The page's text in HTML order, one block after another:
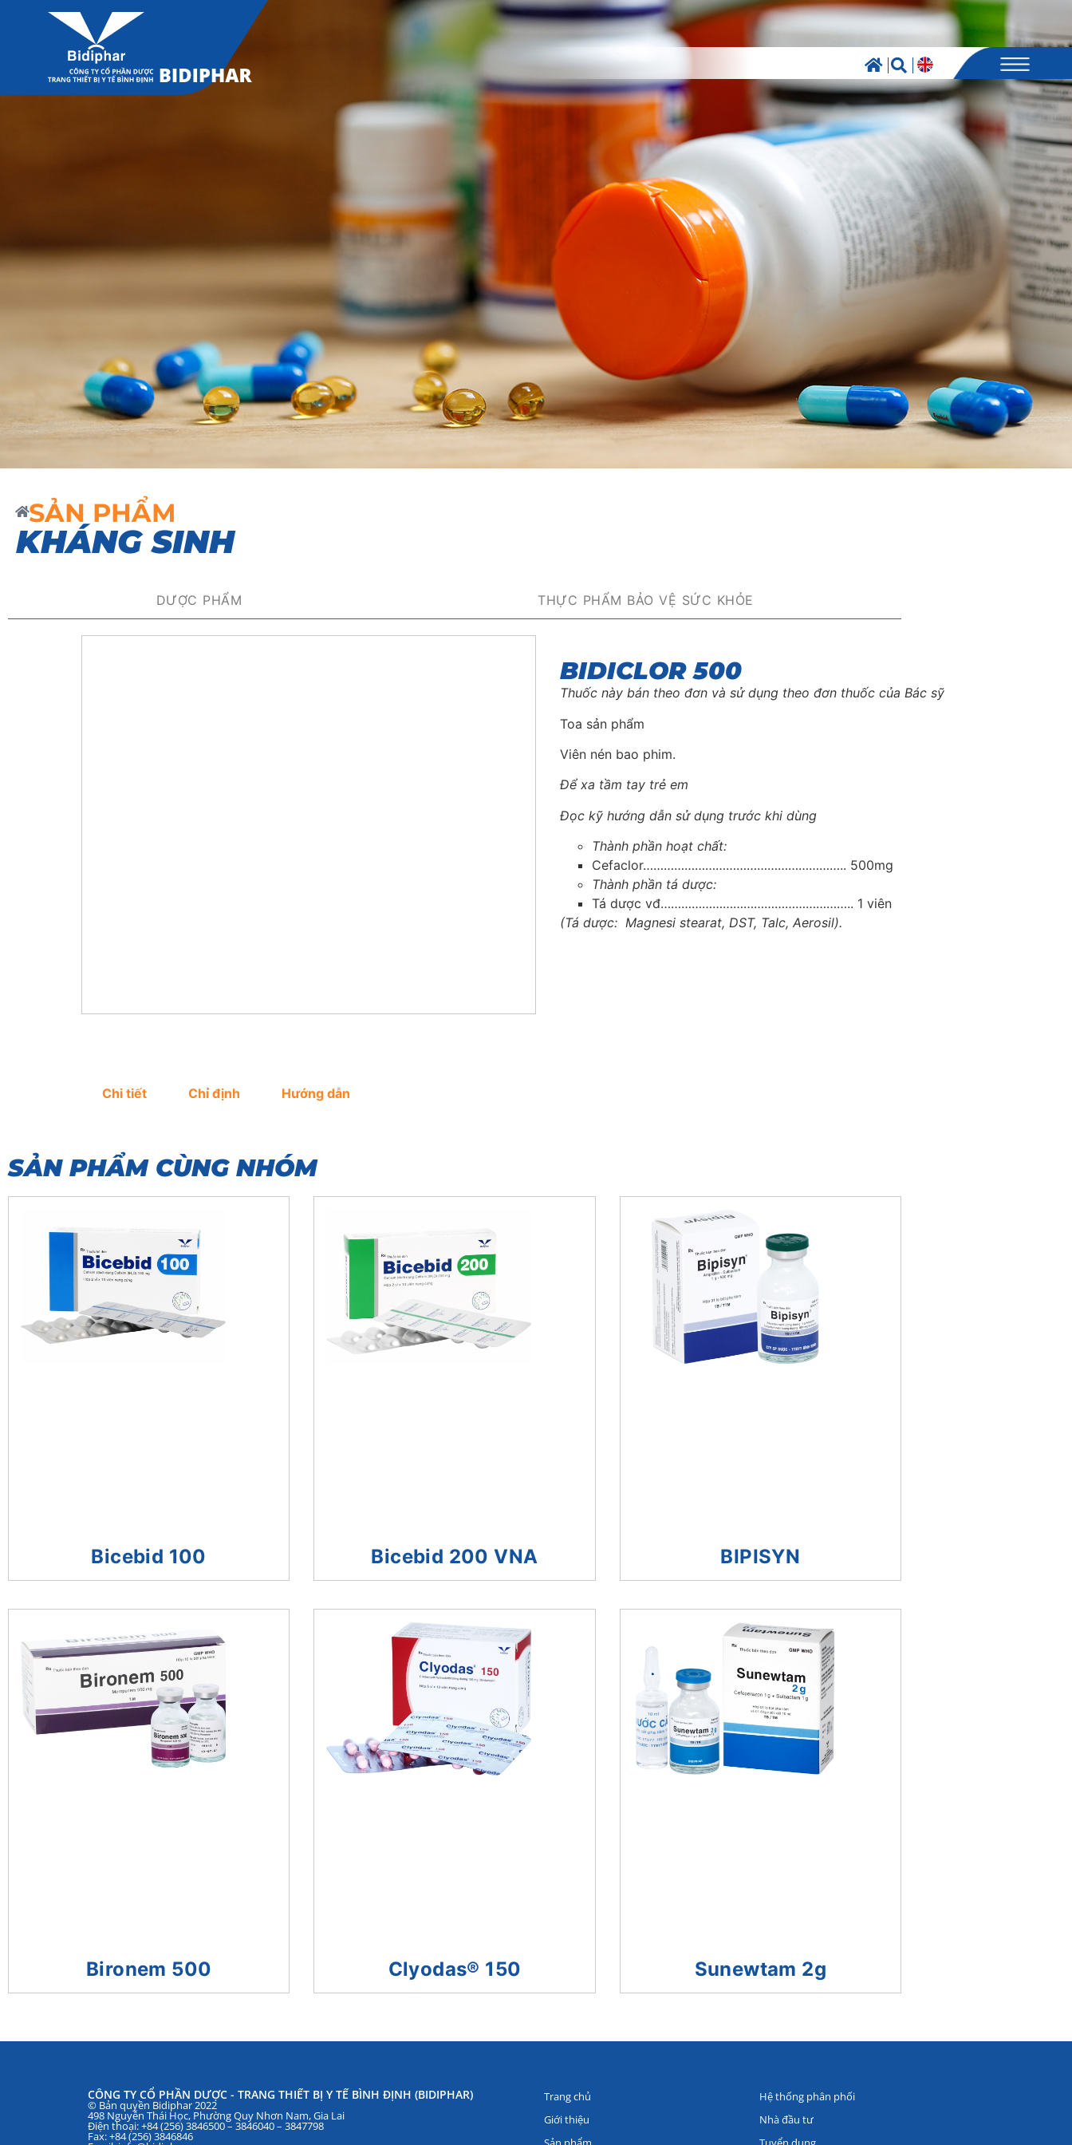
SẢN PHẨM
KHÁNG SINH
DƯỢC PHẨM THỰC PHẨM BẢO VỆ SỨC KHỎE
BIDICLOR 500
Thuốc này bán theo đơn và sử dụng theo đơn thuốc của Bác sỹ
Toa sản phẩm
Viên nén bao phim.
Để xa tầm tay trẻ em
Đọc kỹ hướng dẫn sử dụng trước khi dùng
Thành phần hoạt chất:
Cefaclor………………………………………………….. 500mg
Thành phần tá dược:
Tá dược vđ……………………………………………….. 1 viên
(Tá dược: Magnesi stearat, DST, Talc, Aerosil).
Chi tiết Chỉ định Hướng dẫn
SẢN PHẨM CÙNG NHÓM
Bicebid 100 Bicebid 200 VNA BIPISYN
Bironem 500 Clyodas® 150 Sunewtam 2g
CÔNG TY CỔ PHẦN DƯỢC - TRANG THIẾT BỊ Y TẾ BÌNH ĐỊNH (BIDIPHAR)
© Bản quyền Bidiphar 2022
498 Nguyễn Thái Học, Phường Quy Nhơn Nam, Gia Lai
Điện thoại: +84 (256) 3846500 – 3846040 – 3847798
Fax: +84 (256) 3846846
Trang chủ
Giới thiệu
Hệ thống phân phối
Nhà đầu tư